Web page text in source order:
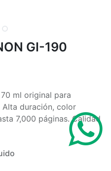
GI-190
ml original para
Alta duración, color
7,000 páginas. Calidad